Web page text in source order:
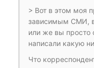
> Вот в этом моя
зависимым СМИ,
или же вы просто
написали какую
Что